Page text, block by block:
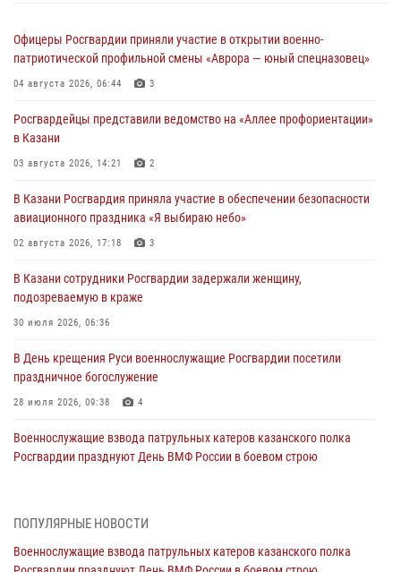
Офицеры Росгвардии приняли участие в открытии военно-
патриотической профильной смены «Аврора — юный спецназовец»
04 августа 2026, 06:44 3
Росгвардейцы представили ведомство на «Аллее профориентации»
в Казани
03 августа 2026, 14:21 2
В Казани Росгвардия приняла участие в обеспечении безопасности
авиационного праздника «Я выбираю небо»
02 августа 2026, 17:18 3
В Казани сотрудники Росгвардии задержали женщину,
подозреваемую в краже
30 июля 2026, 06:36
В День крещения Руси военнослужащие Росгвардии посетили
праздничное богослужение
28 июля 2026, 09:38 4
Военнослужащие взвода патрульных катеров казанского полка
Росгвардии празднуют День ВМФ России в боевом строю
Татарстанские росгвардейцы завоевали «бронзу» в окружном этапе
24 июля 2026, 15:05
ПОПУЛЯРНЫЕ НОВОСТИ
Военнослужащие взвода патрульных катеров казанского полка